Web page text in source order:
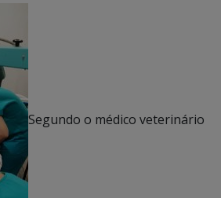
Segundo o médico veterinário